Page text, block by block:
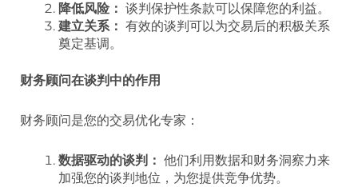
降低风险： 谈判保护性条款可以保障您的利益。
建立关系： 有效的谈判可以为交易后的积极关系
奠定基调。
财务顾问在谈判中的作用
财务顾问是您的交易优化专家：
数据驱动的谈判： 他们利用数据和财务洞察力来
加强您的谈判地位，为您提供竞争优势。